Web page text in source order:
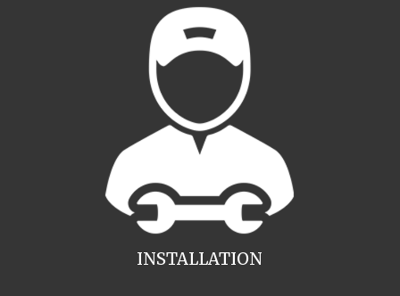
INSTALLATION